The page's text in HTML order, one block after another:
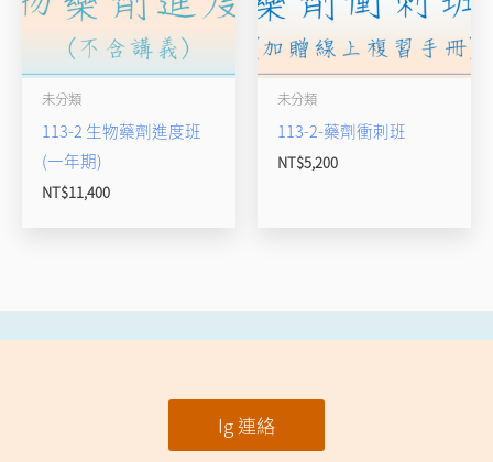
未分類
113-2 生物藥劑進度班
(一年期)
NT$11,400
未分類
113-2-藥劑衝刺班
NT$5,200
Ig 連絡